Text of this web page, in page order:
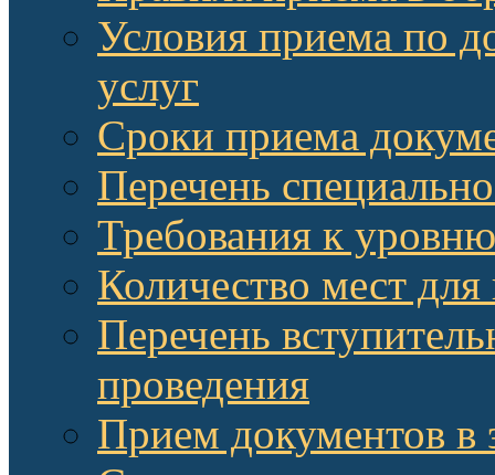
Условия приема по
услуг
Сроки приема
Перечень
Требования к
Количество мест
Перечень
проведения
Прием документов в